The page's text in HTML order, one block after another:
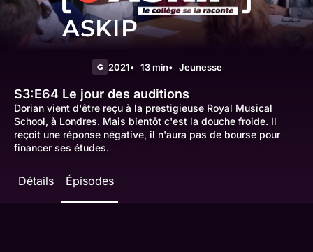
ASKIP
G 2021 13 min Jeunesse
S3:E64 Le jour des auditions
Dorian vient d'être reçu à la prestigieuse Royal Musical
School, à Londres. Mais bientôt c'est la douche froide. Il
reçoit une réponse négative, il n'aura pas de bourse pour
financer ses études.
Détails Épisodes